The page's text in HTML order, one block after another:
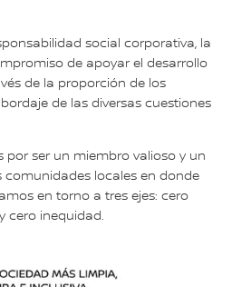
social corporativa, la
de apoyar el desarrollo
de la proporción de los
de las diversas cuestiones
por ser un miembro valioso y un
locales en donde
en torno a tres ejes: cero
cero inequidad.